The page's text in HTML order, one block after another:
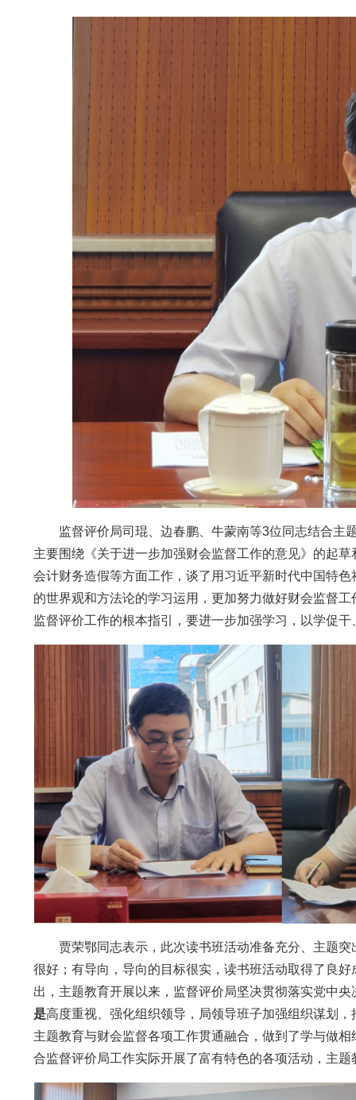
监督评价局司琨、边春鹏、牛蒙南等3位同志结合主
主要围绕《关于进一步加强财会监督工作的意见》的起
会计财务造假等方面工作，谈了用习近平新时代中国特
的世界观和方法论的学习运用，更加努力做好财会监督
监督评价工作的根本指引，要进一步加强学习，以学促
贾荣鄂同志表示，此次读书班活动准备充分、主题
很好；有导向，导向的目标很实，读书班活动取得了良
出，主题教育开展以来，监督评价局坚决贯彻落实党中
是高度重视、强化组织领导，局领导班子加强组织谋划
主题教育与财会监督各项工作贯通融合，做到了学与做
合监督评价局工作实际开展了富有特色的各项活动，主